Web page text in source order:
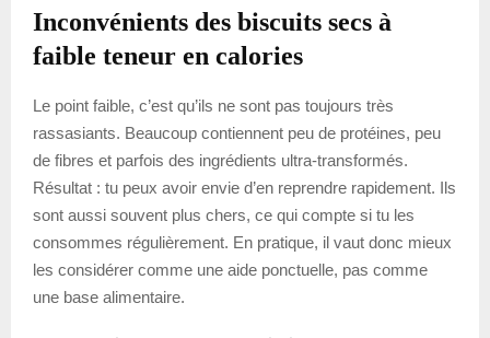
Inconvénients des biscuits secs à
faible teneur en calories
Le point faible, c’est qu’ils ne sont pas toujours très
rassasiants. Beaucoup contiennent peu de protéines, peu
de fibres et parfois des ingrédients ultra-transformés.
Résultat : tu peux avoir envie d’en reprendre rapidement. Ils
sont aussi souvent plus chers, ce qui compte si tu les
consommes régulièrement. En pratique, il vaut donc mieux
les considérer comme une aide ponctuelle, pas comme
une base alimentaire.